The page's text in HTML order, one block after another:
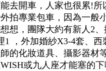
去開車，人家也很累!所
拍專業包車，因為一般
想，團隊大約有新人2、
1 ，外加婚紗X3-4套、西
的化妝道具、攝影器材
或九人座才能塞的下